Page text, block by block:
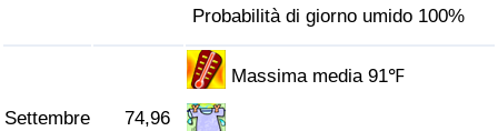
Probabilità di giorno umido 100%
Settembre 74,96
Massima media 91℉